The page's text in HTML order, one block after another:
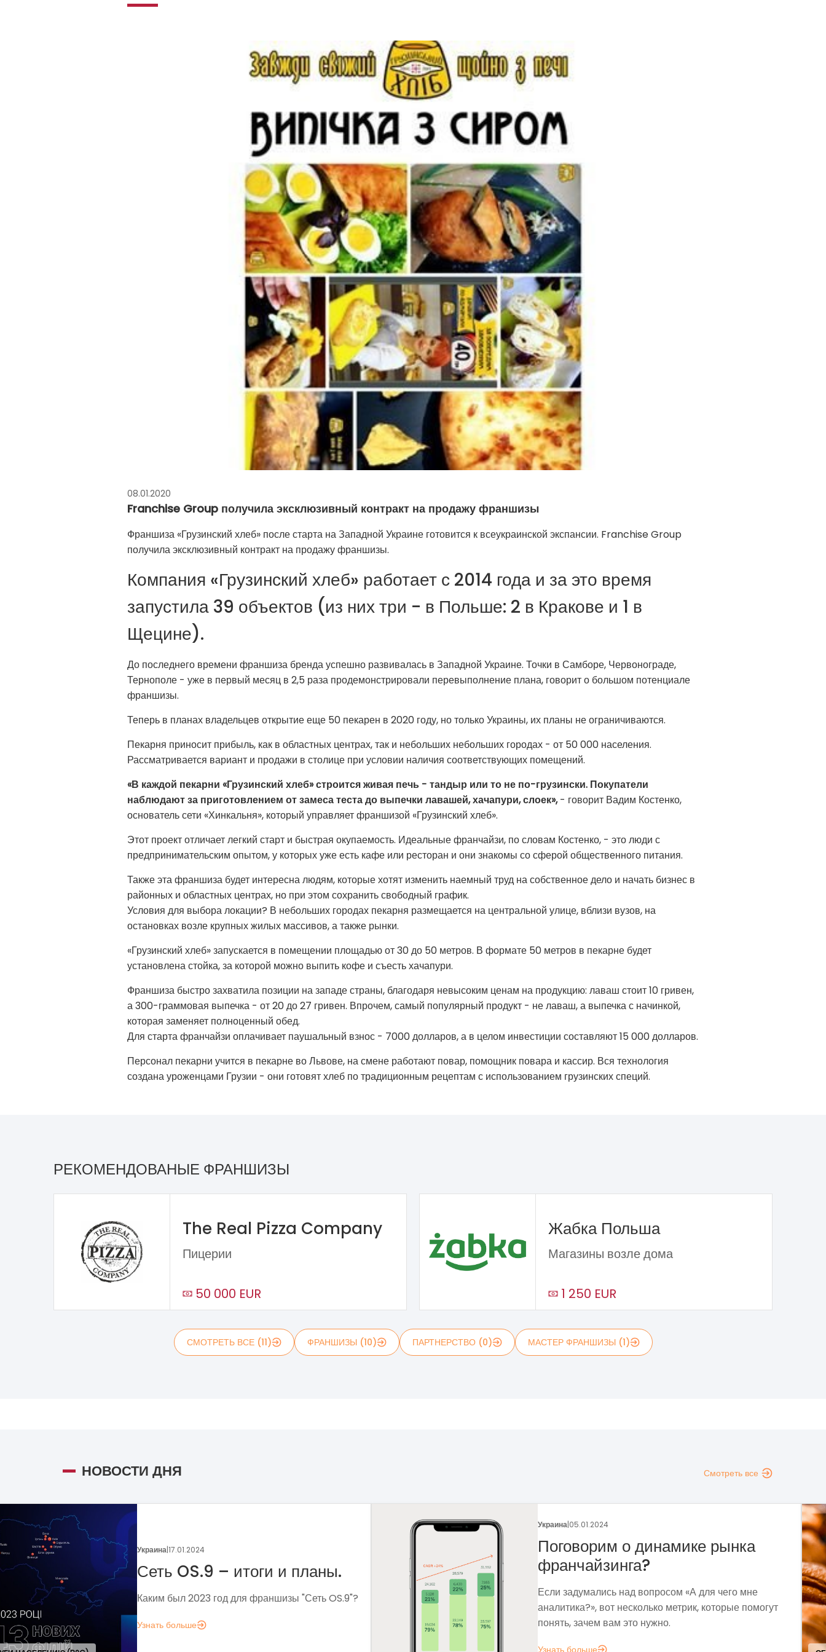
08.01.2020
Franchise Group получила эксклюзивный контракт на продажу франшизы
Франшиза «Грузинский хлеб» после старта на Западной Украине готовится к всеукраинской экспансии. Franchise Group
получила эксклюзивный контракт на продажу франшизы.
Компания «Грузинский хлеб» работает с 2014 года и за это время
запустила 39 объектов (из них три - в Польше: 2 в Кракове и 1 в
Щецине).
До последнего времени франшиза бренда успешно развивалась в Западной Украине. Точки в Самборе, Червонограде,
Тернополе - уже в первый месяц в 2,5 раза продемонстрировали перевыполнение плана, говорит о большом потенциале
франшизы.
Теперь в планах владельцев открытие еще 50 пекарен в 2020 году, но только Украины, их планы не ограничиваются.
Пекарня приносит прибыль, как в областных центрах, так и небольших небольших городах - от 50 000 населения.
Рассматривается вариант и продажи в столице при условии наличия соответствующих помещений.
«В каждой пекарни «Грузинский хлеб» строится живая печь - тандыр или то не по-грузински. Покупатели
наблюдают за приготовлением от замеса теста до выпечки лавашей, хачапури, слоек»,- говорит Вадим Костенко,
основатель сети «Хинкальня», который управляет франшизой «Грузинский хлеб».
Этот проект отличает легкий старт и быстрая окупаемость. Идеальные франчайзи, по словам Костенко, - это люди с
предпринимательским опытом, у которых уже есть кафе или ресторан и они знакомы со сферой общественного питания.
Также эта франшиза будет интересна людям, которые хотят изменить наемный труд на собственное дело и начать бизнес в
районных и областных центрах, но при этом сохранить свободный график.
Условия для выбора локации? В небольших городах пекарня размещается на центральной улице, вблизи вузов, на
остановках возле крупных жилых массивов, а также рынки.
«Грузинский хлеб» запускается в помещении площадью от 30 до 50 метров. В формате 50 метров в пекарне будет
установлена ​​стойка, за которой можно выпить кофе и съесть хачапури.
Франшиза быстро захватила позиции на западе страны, благодаря невысоким ценам на продукцию: лаваш стоит 10 гривен,
а 300-граммовая выпечка - от 20 до 27 гривен. Впрочем, самый популярный продукт - не лаваш, а выпечка с начинкой,
которая заменяет полноценный обед.
Для старта франчайзи оплачивает паушальный взнос - 7000 долларов, а в целом инвестиции составляют 15 000 долларов.
Персонал пекарни учится в пекарне во Львове, на смене работают повар, помощник повара и кассир. Вся технология
создана уроженцами Грузии - они готовят хлеб по традиционным рецептам с использованием грузинских специй.
РЕКОМЕНДОВАНЫЕ ФРАНШИЗЫ
The Real Pizza Company
Пицерии
50 000 EUR
Жабка Польша
Магазины возле дома
1 250 EUR
СМОТРЕТЬ ВСЕ (11) ФРАНШИЗЫ (10) ПАРТНЕРСТВО (0) МАСТЕР ФРАНШИЗЫ (1)
НОВОСТИ ДНЯ Смотреть все
17.01.2024
Сеть OS.9 – итоги и планы.
Каким был 2023 год для франшизы "Сеть OS.9"?
Узнать больше
Украина 05.01.2024
Поговорим о динамике рынка
франчайзинга?
Если задумались над вопросом «А для чего мне
аналитика?», вот несколько метрик, которые помогут
понять, зачем вам это нужно.